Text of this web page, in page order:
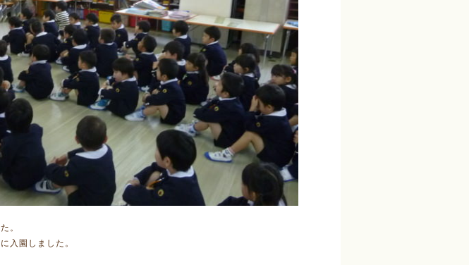
。
入園しました。